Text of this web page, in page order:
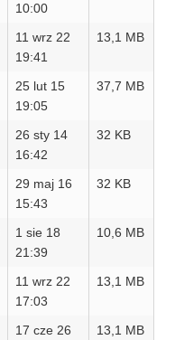
10:00
11 wrz 22
19:41
13,1 MB
25 lut 15
19:05
37,7 MB
26 sty 14
16:42
32 KB
29 maj 16
15:43
32 KB
1 sie 18
21:39
10,6 MB
11 wrz 22
17:03
13,1 MB
17 cze 26
13,1 MB